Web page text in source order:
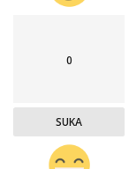
0
SUKA